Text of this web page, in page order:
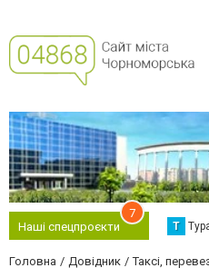
Наші спецпроєкти
7
Т
Головна Довідник Таксі,